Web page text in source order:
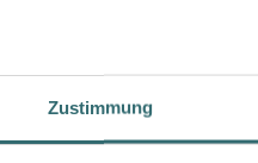
Zustimmung